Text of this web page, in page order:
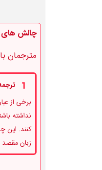
چالش
مترجمان
برخی از
نداشته
کنند. این
زبان